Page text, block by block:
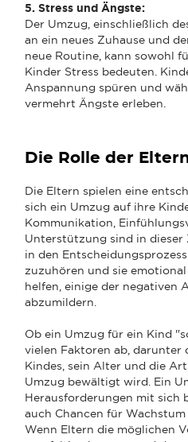
5. Stress und Ängste:
Der Umzug, einschließlich
an ein neues Zuhause und
neue Routine, kann sowohl
Kinder Stress bedeuten.
Anspannung spüren und
vermehrt Ängste erleben.
Die Rolle der
Die Eltern spielen eine
sich ein Umzug auf ihre
Kommunikation,
Unterstützung sind in dieser
in den
zuzuhören und sie
helfen, einige der negativen
abzumildern.
Ob ein Umzug für ein Kind
vielen Faktoren ab, darunter
Kindes, sein Alter und die
Umzug bewältigt wird. Ein
Herausforderungen mit sich
auch Chancen für
Wenn Eltern die möglichen